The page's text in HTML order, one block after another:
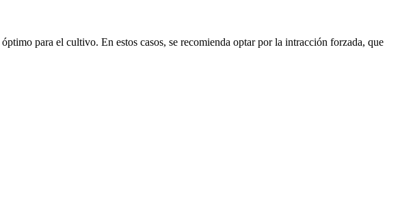
para el cultivo. En estos casos, se recomienda optar por la intracción forzada, que